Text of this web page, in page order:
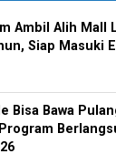
Ambil Alih Mall
Siap Masuki
Bisa Bawa